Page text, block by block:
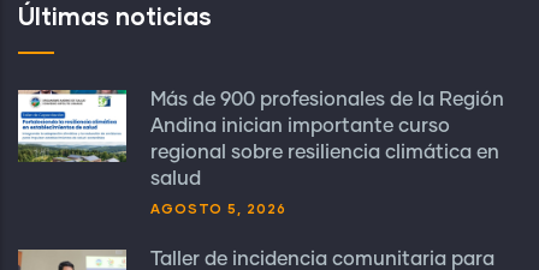
Últimas noticias
Más de 900 profesionales de la Región
Andina inician importante curso
regional sobre resiliencia climática en
salud
AGOSTO 5, 2026
Taller de incidencia comunitaria para